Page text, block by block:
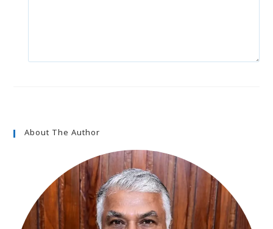
About The Author